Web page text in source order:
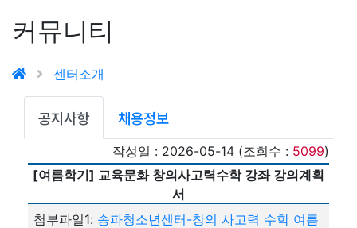
커뮤니티
센터소개
공지사항 채용정보
작성일 : 2026-05-14 (조회수 : 5099)
[여름학기] 교육문화 창의사고력수학 강좌 강의계획
서
첨부파일1: 송파청소년센터-창의 사고력 수학 여름